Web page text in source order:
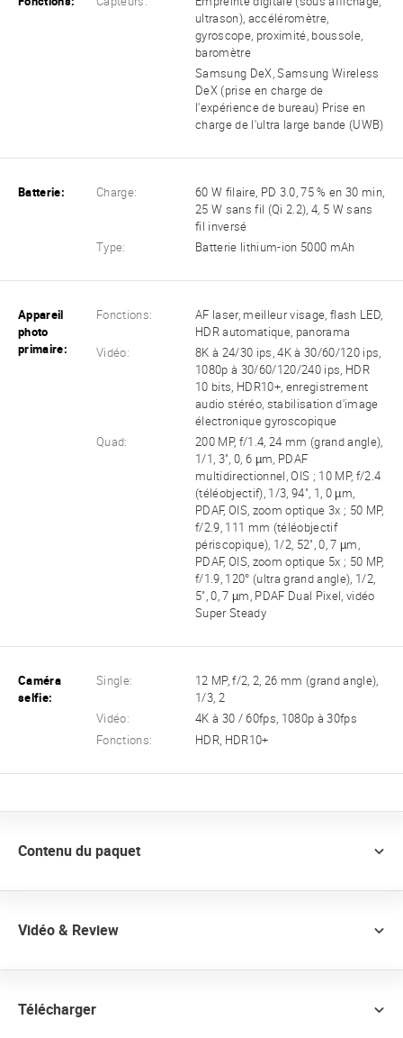
ultrason), accéléromètre,
gyroscope, proximité, boussole,
baromètre
Samsung DeX, Samsung Wireless
DeX (prise en charge de
l'expérience de bureau) Prise en
charge de l'ultra large bande (UWB)
Batterie: Charge:
60 W filaire, PD 3.0, 75 % en 30 min,
25 W sans fil (Qi 2.2), 4, 5 W sans
fil inversé
Type:
Batterie lithium-ion 5000 mAh
Appareil
photo
primaire:
Fonctions:
AF laser, meilleur visage, flash LED,
HDR automatique, panorama
Vidéo:
8K à 24/30 ips, 4K à 30/60/120 ips,
1080p à 30/60/120/240 ips, HDR
10 bits, HDR10+, enregistrement
audio stéréo, stabilisation d'image
électronique gyroscopique
Quad:
200 MP, f/1.4, 24 mm (grand angle),
1/1, 3", 0, 6 µm, PDAF
multidirectionnel, OIS ; 10 MP, f/2.4
(téléobjectif), 1/3, 94", 1, 0 µm,
PDAF, OIS, zoom optique 3x ; 50 MP,
f/2.9, 111 mm (téléobjectif
périscopique), 1/2, 52", 0, 7 µm,
PDAF, OIS, zoom optique 5x ; 50 MP,
f/1.9, 120° (ultra grand angle), 1/2,
5", 0, 7 µm, PDAF Dual Pixel, vidéo
Super Steady
Caméra
selfie:
Single:
12 MP, f/2, 2, 26 mm (grand angle),
1/3, 2
Vidéo:
4K à 30 / 60fps, 1080p à 30fps
Fonctions:
HDR, HDR10+
Contenu du paquet
Vidéo & Review
Télécharger